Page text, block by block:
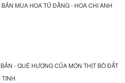
MÙA HOA TỬ ĐẰNG - HOA CHI ANH
- QUÊ HƯƠNG CỦA MÓN THỊT BÒ ĐẮT
TINH